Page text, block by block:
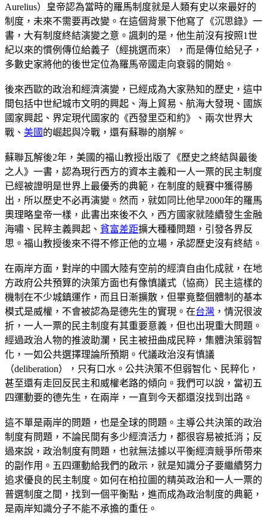
Aurelius）皇帝認為當時的羅馬制度就是人類有史以來最好的
制度，未來不需要再改變。在這個背景下他寫了《沉思錄》一
書，大有制度終結演變之意。諷刺的是，他生前沒有按照1世
紀以來的慣例傳位給義子（經挑選而來），而是傳位給兒子，
多數史家將他的後世定位為羅馬帝國走向衰弱的開始。
後來西歐的政治和經濟演變，已經成為大家熟知的歷史，這中
間包括中世紀城市文明的興起、海上貿易、航海大發現、國族
國家興起、界定現代國家的《西發里亞和約》、兩次世界大
戰、 美國 的崛起與冷戰，還有蘇聯的崩解。
蘇聯瓦解後2年，美國的福山教授出版了《歷史之終結與最後
之人》一書，認為現行西方的資本主義和一人一票的民主制度
已經被證明是世界上最優秀的典範，在制度的競賽中獲得勝
出，所以歷史不必再演變。然而，就如同比他早2000年的羅馬
奧理略皇帝一樣，此書出來後不久，西方國家就陸續發生金融
海嘯、民粹主義興起、 貧富差距擴大種種問題，引發各界反
思。福山教授後來不得不修正他的立場，承認歷史沒有終結。
在兩岸方面，對岸的中國大陸有空前的經濟自由化成就，在地
方政府公共預算的決策方面也有像慎議式（協商）民主這樣的
機制在不少城鎮運作，而且日漸擴散，但畢竟整個體制的基本
模式是威權，不會被認為是德先生的實現。在台灣 ，情況很波
折，一人一票的民主制度有其重要意義，但也出現重大問題。
經過政治人物的推波助瀾，民主被扭曲成民粹，集體決策弱智
化，一如公共選擇理論所預期。代議政治沒有慎議
（deliberation），只有口水。公共決策不但弱智化、民粹化，
甚至還有走回反民主和威權老路的傾向。我們可以說，當初五
四運動要的德先生，在兩岸，一直到今天都還沒找到出路。
這不單是兩岸的問題，也是全球的問題。主導公共決策的政治
制度有問題，不論民間有多少經濟活力，都很容易被抵消；反
過來說，政治制度有問題，也就無法據以平衡經濟競爭所帶來
的副作用。五四運動給我們的啟示，就是知識分子要繼續努力
追求優良的民主制度。如何在柏拉圖的精英政治和一人一票的
普選制度之間，找到一個平衡點，進而成為政治制度的典範，
是兩岸知識分子不能不承擔的重任。